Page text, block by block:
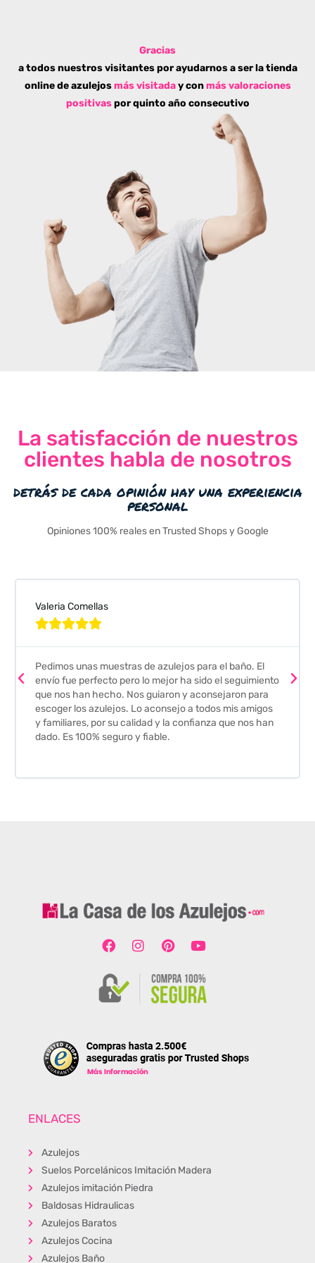
Gracias
a todos nuestros visitantes por ayudarnos a ser la tienda
online de azulejos más visitaday conmás valoraciones
positivaspor quinto año consecutivo
La satisfacción de nuestros
clientes habla de nosotros
detrás de cada opinión hay una experiencia
personal
Opiniones 100% reales en Trusted Shops y Google
Valeria Comellas

Pedimos unas muestras de azulejos para el baño. El
envío fue perfecto pero lo mejor ha sido el seguimiento
que nos han hecho. Nos guiaron y aconsejaron para
escoger los azulejos. Lo aconsejo a todos mis amigos
y familiares, por su calidad y la confianza que nos han
dado. Es 100% seguro y fiable.
ENLACES
Azulejos
Suelos Porcelánicos Imitación Madera
Azulejos imitación Piedra
Baldosas Hidraulicas
Azulejos Baratos
Azulejos Cocina
Azulejos Baño